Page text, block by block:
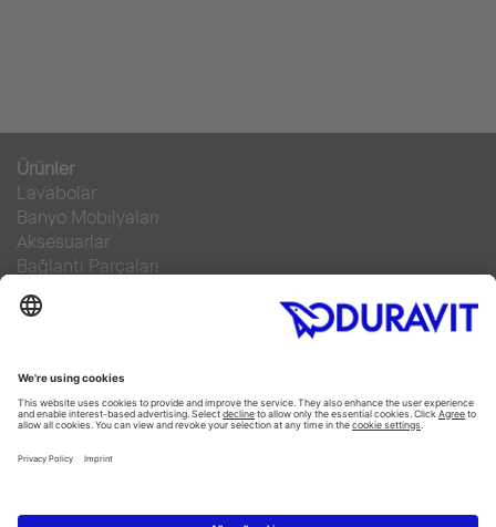
Ürünler
Lavabolar
Banyo Mobilyaları
Aksesuarlar
Bağlantı Parçaları
Klozetler
Duş Tekneleri
Servis Hizmeti
Malzeme Bilgisi